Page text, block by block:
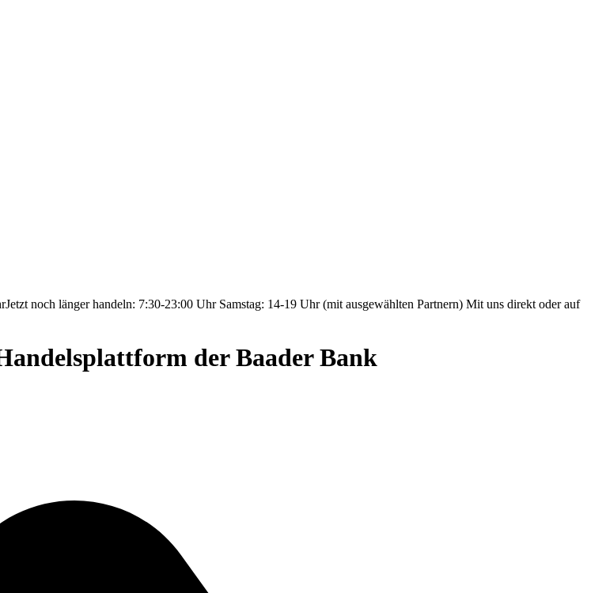
Jetzt noch länger handeln: 7:30-23:00 Uhr Samstag: 14-19 Uhr (mit ausgewählten Partnern) Mit uns direkt oder auf
der Baader Bank